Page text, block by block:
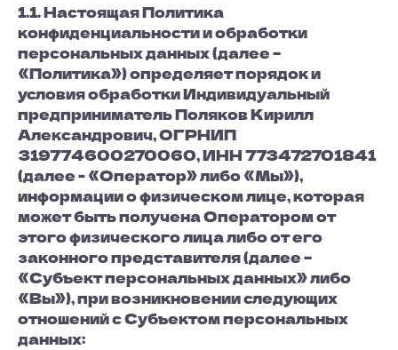
1.1. Настоящая Политика
конфиденциальности и обработки
персональных данных (далее –
«Политика») определяет порядок и
условия обработки Индивидуальный
предприниматель Поляков Кирилл
Александрович, ОГРНИП
319774600270060, ИНН 773472701841
(далее - «Оператор» либо «Мы»),
информации о физическом лице, которая
может быть получена Оператором от
этого физического лица либо от его
законного представителя (далее –
«Субъект персональных данных» либо
«Вы»), при возникновении следующих
отношений с Субъектом персональных
данных: